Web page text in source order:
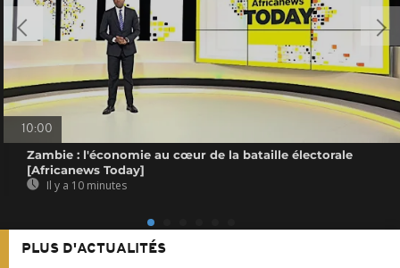
10:00
Zambie : l'économie au cœur de la bataille électorale
[Africanews Today]
Il y a 10 minutes
PLUS D'ACTUALITÉS